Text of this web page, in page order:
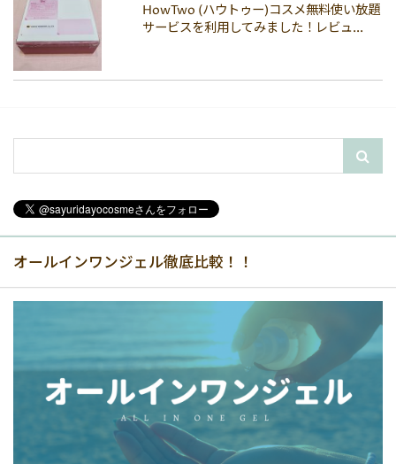
HowTwo (ハウトゥー)コスメ無料使い放題
サービスを利用してみました！レビュ...
オールインワンジェル徹底比較！！